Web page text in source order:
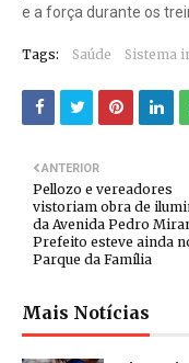
e a força durante os
Tags: Saúde Sistema
ANTERIOR
Pellozo e vereadores
vistoriam obra de
da Avenida Pedro
Prefeito esteve ainda
Parque da Família
Mais Notícias